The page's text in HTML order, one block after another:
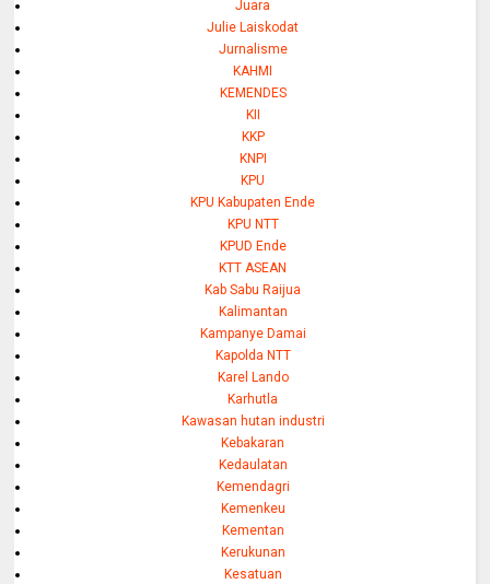
Juara
Julie Laiskodat
Jurnalisme
KAHMI
KEMENDES
KII
KKP
KNPI
KPU
KPU Kabupaten Ende
KPU NTT
KPUD Ende
KTT ASEAN
Kab Sabu Raijua
Kalimantan
Kampanye Damai
Kapolda NTT
Karel Lando
Karhutla
Kawasan hutan industri
Kebakaran
Kedaulatan
Kemendagri
Kemenkeu
Kementan
Kerukunan
Kesatuan